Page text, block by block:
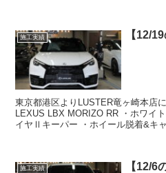
施工実績 【12/
東京都港区よりLUSTER竜ヶ崎本店
LEXUS LBX MORIZO RR ・ホワイ
イヤⅡキーパー ・ホイール脱着&キ
施工実績 【12/6